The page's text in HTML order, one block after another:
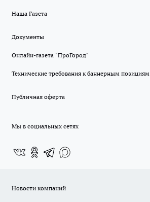
Наша Газета
Документы
Онлайн-газета "ПроГород"
Технические требования к баннерным позициям
Публичная оферта
Мы в социальных сетях
Новости компаний